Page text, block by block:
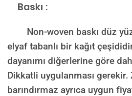
Baskı :
Non-woven baskı düz
elyaf tabanlı bir kağıt
dayanımı diğerlerine göre
Dikkatli uygulanması gerekir.
barındırmaz ayrıca uygun